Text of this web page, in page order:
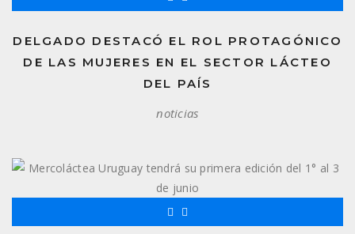
DELGADO DESTACÓ EL ROL PROTAGÓNICO
DE LAS MUJERES EN EL SECTOR LÁCTEO
DEL PAÍS
noticias